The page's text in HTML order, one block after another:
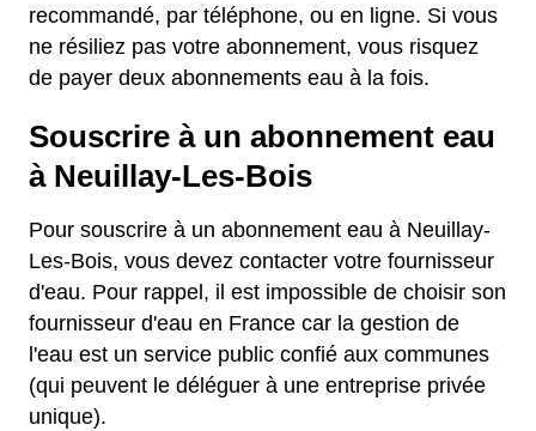
recommandé, par téléphone, ou en ligne. Si vous
ne résiliez pas votre abonnement, vous risquez
de payer deux abonnements eau à la fois.
Souscrire à un abonnement eau
à Neuillay-Les-Bois
Pour souscrire à un abonnement eau à Neuillay-
Les-Bois, vous devez contacter votre fournisseur
d'eau. Pour rappel, il est impossible de choisir son
fournisseur d'eau en France car la gestion de
l'eau est un service public confié aux communes
(qui peuvent le déléguer à une entreprise privée
unique).